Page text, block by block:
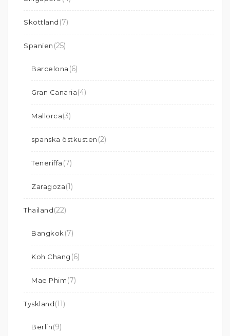
Skottland (7)
Spanien (25)
Barcelona (6)
Gran Canaria(4)
Mallorca(3)
spanska östkusten (2)
Teneriffa (7)
Zaragoza(1)
Thailand(22)
Bangkok (7)
Koh Chang (6)
Mae Phim(7)
Tyskland(11)
Berlin(9)